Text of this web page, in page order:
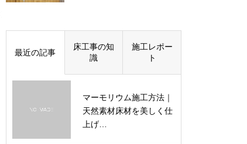
最近の記事
床工事の知
識
施工レポー
ト
マーモリウム施工方法｜
天然素材床材を美しく仕
上げ…